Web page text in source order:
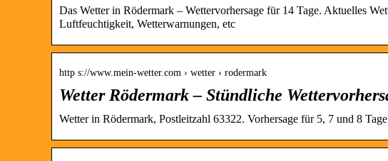
Das Wetter in Rödermark – Wettervorhersage für 14 Tage. Aktuelles
Luftfeuchtigkeit, Wetterwarnungen, etc
http s://www.mein-wetter.com › wetter › rodermark
Wetter Rödermark – Stündliche
Wetter in Rödermark, Postleitzahl 63322. Vorhersage für 5, 7 und 8